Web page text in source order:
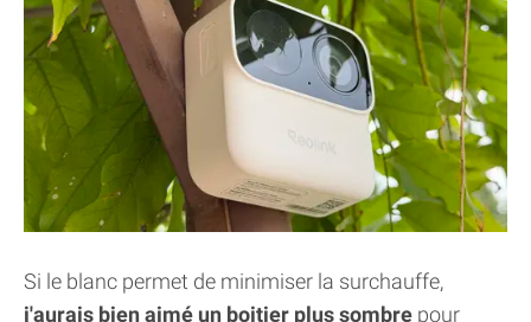
Si le blanc permet de minimiser la surchauffe,
j'aurais bien aimé un boitier plus sombre pour